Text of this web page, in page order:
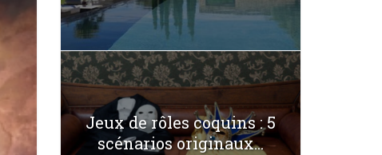
Jeux de rôles coquins : 5
scénarios originaux...